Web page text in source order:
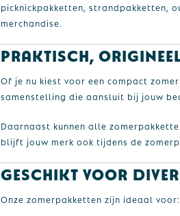
picknickpakketten, strandpakketten,
merchandise.
Praktisch,
Of je nu kiest voor een compact
samenstelling die aansluit bij jouw
Daarnaast kunnen alle
blijft jouw merk ook tijdens de
Geschikt voor
Onze zomerpakketten zijn ideaal voor: